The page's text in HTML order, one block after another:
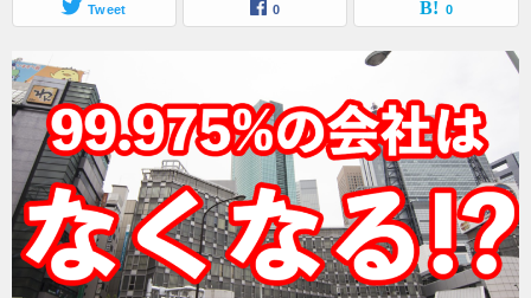
Tweet 0 0